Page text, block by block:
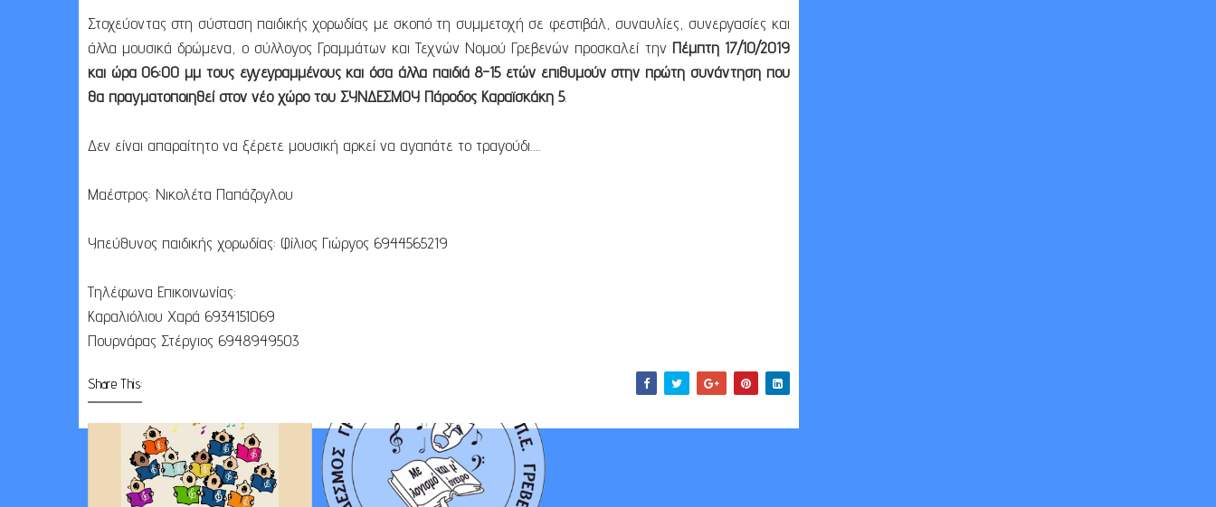
Στοχεύοντας στη σύσταση παιδικής χορωδίας με σκοπό τη συμμετοχή σε φεστιβάλ, συναυλίες, συνεργασίες και
άλλα μουσικά δρώμενα, ο σύλλογος Γραμμάτων και Τεχνών Νομού Γρεβενών προσκαλεί την Πέμπτη 17/10/2019
και ώρα 06:00 μμ τους εγγεγραμμένους και όσα άλλα παιδιά 8-15 ετών επιθυμούν στην πρώτη συνάντηση που
θα πραγματοποιηθεί στον νέο χώρο του ΣΥΝΔΕΣΜΟΥ Πάροδος Καραϊσκάκη 5.
Δεν είναι απαραίτητο να ξέρετε μουσική αρκεί να αγαπάτε το τραγούδι….
Μαέστρος: Νικολέτα Παπάζογλου
Υπεύθυνος παιδικής χορωδίας: Φίλιος Γιώργος 6944565219
Τηλέφωνα Επικοινωνίας:
Καραλιόλιου Χαρά 6934151069
Πουρνάρας Στέργιος 6948949503
Share This: